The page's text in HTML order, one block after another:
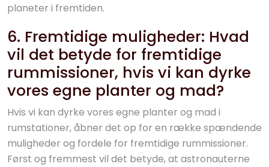
planeter i fremtiden.
6. Fremtidige muligheder: Hvad
vil det betyde for fremtidige
rummissioner, hvis vi kan dyrke
vores egne planter og mad?
Hvis vi kan dyrke vores egne planter og mad i
rumstationer, åbner det op for en række spændende
muligheder og fordele for fremtidige rummissioner.
Først og fremmest vil det betyde, at astronauterne